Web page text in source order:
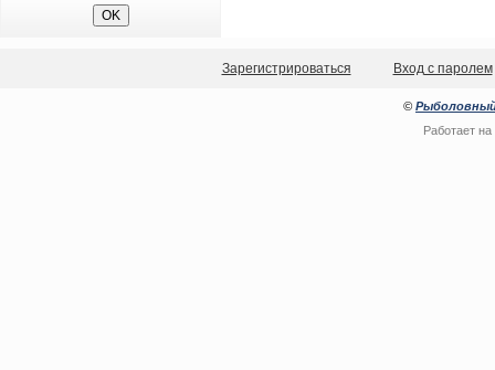
Зарегистрироваться Вход с паролем
© Рыболовный
Работает